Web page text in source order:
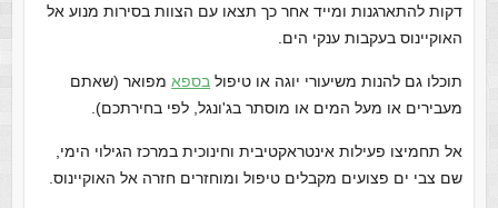
דקות להתארגנות ומייד אחר כך תצאו עם הצוות בסירות מנוע אל
האוקיינוס בעקבות ענקי הים.
תוכלו גם להנות משיעורי יוגה או טיפול בספאמפואר (שאתם
מעבירים או מעל המים או מוסתר בג'ונגל, לפי בחירתכם).
אל תחמיצו פעילות אינטראקטיבית וחינוכית במרכז הגילוי הימי,
שם צבי ים פצועים מקבלים טיפול ומוחזרים חזרה אל האוקיינוס.